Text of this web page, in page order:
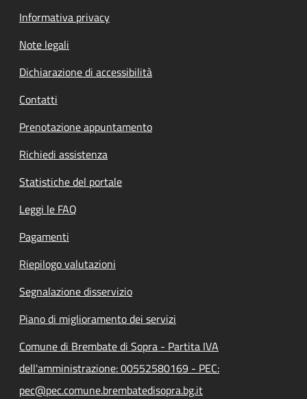
Informativa privacy
Note legali
Dichiarazione di accessibilità
Contatti
Prenotazione appuntamento
Richiedi assistenza
Statistiche del portale
Leggi le FAQ
Pagamenti
Riepilogo valutazioni
Segnalazione disservizio
Piano di miglioramento dei servizi
Comune di Brembate di Sopra - Partita IVA
dell'amministrazione: 00552580169 - PEC:
pec@pec.comune.brembatedisopra.bg.it